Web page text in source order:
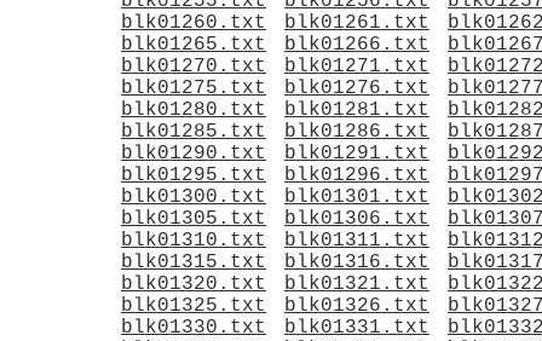
blk01260.txt
blk01261.txt
blk01265.txt
blk01266.txt
blk01270.txt
blk01271.txt
blk01275.txt
blk01276.txt
blk01280.txt
blk01281.txt
blk01285.txt
blk01286.txt
blk01290.txt
blk01291.txt
blk01295.txt
blk01296.txt
blk01300.txt
blk01301.txt
blk01305.txt
blk01306.txt
blk01310.txt
blk01311.txt
blk01315.txt
blk01316.txt
blk01320.txt
blk01321.txt
blk01325.txt
blk01326.txt
blk01330.txt
blk01331.txt